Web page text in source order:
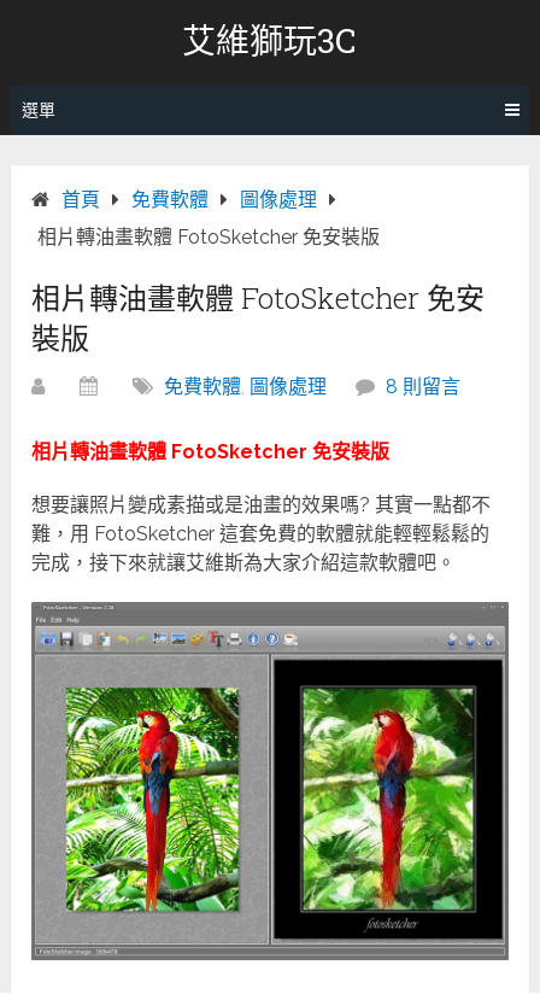
艾維獅玩3C
選單
首頁 免費軟體
圖像處理
相片轉油畫軟體 FotoSketcher 免安裝版
相片轉油畫軟體 FotoSketcher 免安
裝版
免費軟體, 圖像處理 8 則留言
相片轉油畫軟體 FotoSketcher 免安裝版
想要讓照片變成素描或是油畫的效果嗎? 其實一點都不
難，用 FotoSketcher 這套免費的軟體就能輕輕鬆鬆的
完成，接下來就讓艾維斯為大家介紹這款軟體吧。